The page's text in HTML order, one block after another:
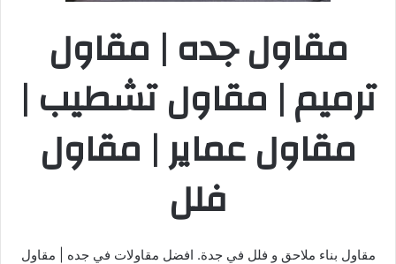
مقاول جده | مقاول
ترميم | مقاول تشطيب |
مقاول عماير | مقاول
فلل
مقاول بناء ملاحق و فلل في جدة. افضل مقاولات في جده | مقاول